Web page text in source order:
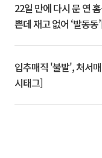
22일 만에 다시 문 연
쁜데 재고 없어 ‘발동동
입추매직 '불발', 처서
시태그]